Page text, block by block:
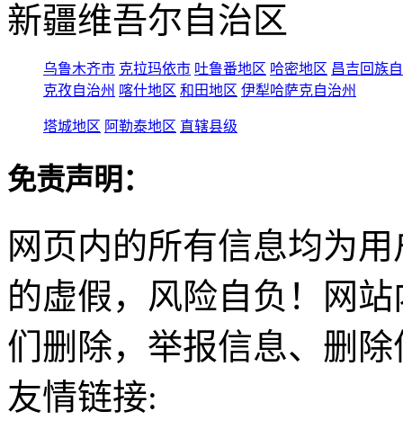
新疆维吾尔自治区
乌鲁木齐市 克拉玛依市 吐鲁番地区 哈密地区 昌吉回族
克孜自治州 喀什地区 和田地区 伊犁哈萨克自治州
塔城地区 阿勒泰地区 直辖县级
免责声明：
网页内的所有信息均为
的虚假，风险自负！网
们删除，举报信息、删
友情链接: